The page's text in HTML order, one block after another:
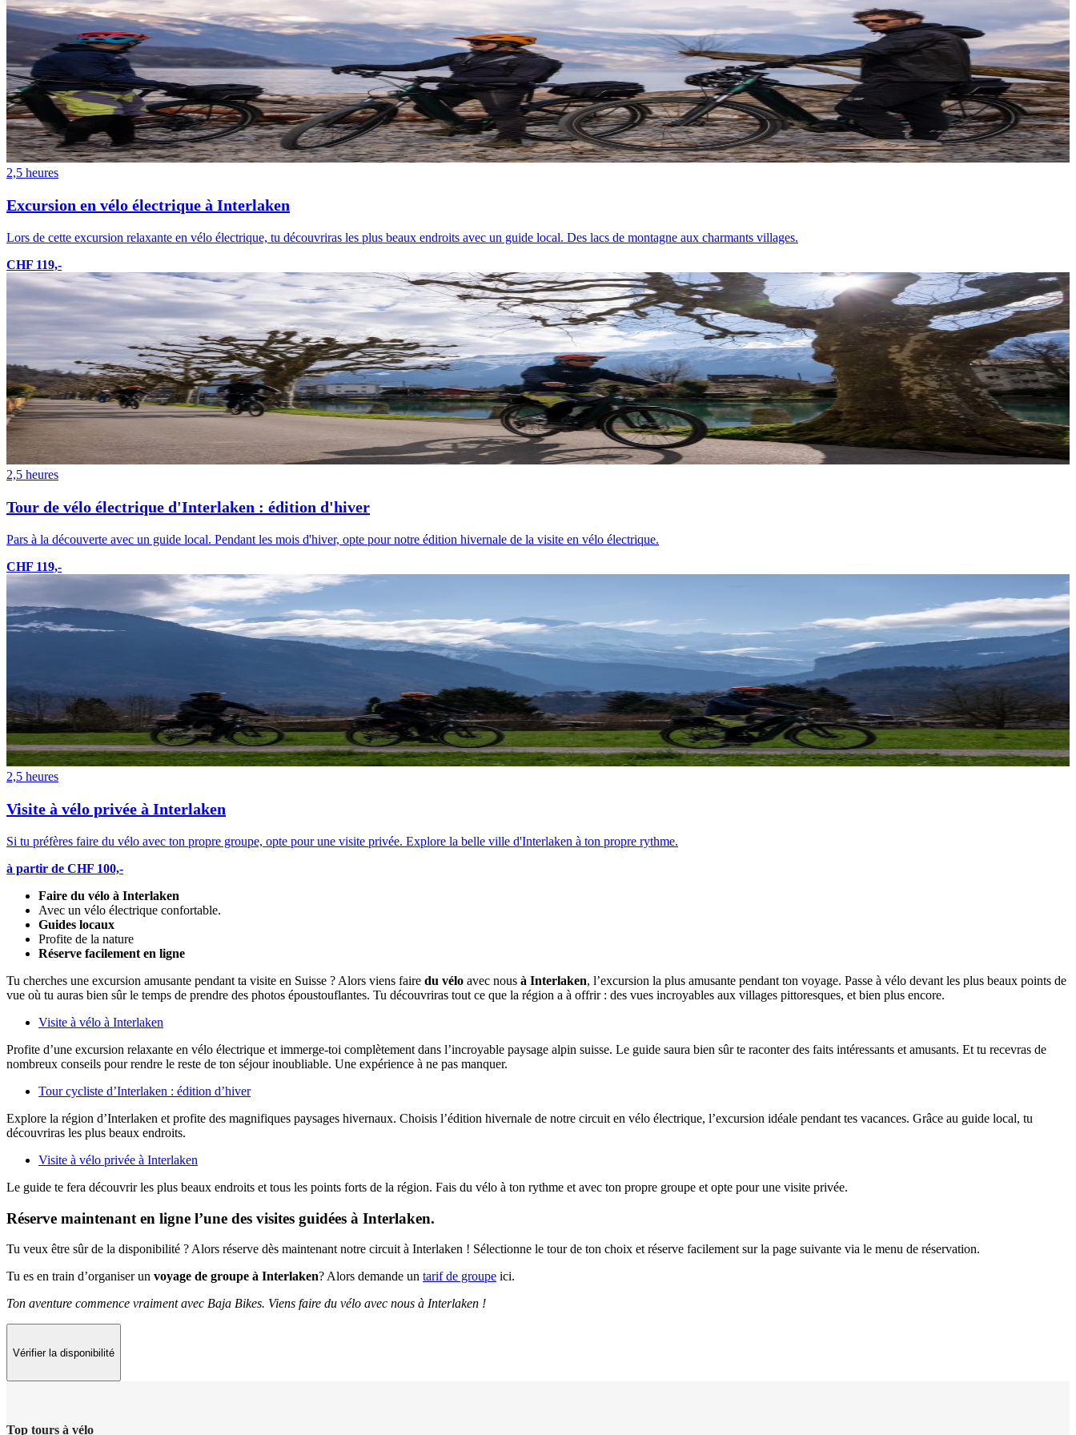
2,5 heures
Excursion en vélo électrique à Interlaken
Lors de cette excursion relaxante en vélo électrique, tu découvriras les plus beaux endroits avec un guide local. Des lacs de montagne aux charmants villages.
CHF 119,-
2,5 heures
Tour de vélo électrique d'Interlaken : édition d'hiver
Pars à la découverte avec un guide local. Pendant les mois d'hiver, opte pour notre édition hivernale de la visite en vélo électrique.
CHF 119,-
2,5 heures
Visite à vélo privée à Interlaken
Si tu préfères faire du vélo avec ton propre groupe, opte pour une visite privée. Explore la belle ville d'Interlaken à ton propre rythme.
à partir de CHF 100,-
Faire du vélo à Interlaken
Avec un vélo électrique confortable.
Guides locaux
Profite de la nature
Réserve facilement en ligne
Tu cherches une excursion amusante pendant ta visite en Suisse ? Alors viens faire du vélo avec nous à Interlaken, l’excursion la plus amusante pendant ton voyage. Passe à vélo devant les plus beaux points de
vue où tu auras bien sûr le temps de prendre des photos époustouflantes. Tu découvriras tout ce que la région a à offrir : des vues incroyables aux villages pittoresques, et bien plus encore.
Visite à vélo à Interlaken
Profite d’une excursion relaxante en vélo électrique et immerge-toi complètement dans l’incroyable paysage alpin suisse. Le guide saura bien sûr te raconter des faits intéressants et amusants. Et tu recevras de
nombreux conseils pour rendre le reste de ton séjour inoubliable. Une expérience à ne pas manquer.
Tour cycliste d’Interlaken : édition d’hiver
Explore la région d’Interlaken et profite des magnifiques paysages hivernaux. Choisis l’édition hivernale de notre circuit en vélo électrique, l’excursion idéale pendant tes vacances. Grâce au guide local, tu
découvriras les plus beaux endroits.
Visite à vélo privée à Interlaken
Le guide te fera découvrir les plus beaux endroits et tous les points forts de la région. Fais du vélo à ton rythme et avec ton propre groupe et opte pour une visite privée.
Réserve maintenant en ligne l’une des visites guidées à Interlaken.
Tu veux être sûr de la disponibilité ? Alors réserve dès maintenant notre circuit à Interlaken ! Sélectionne le tour de ton choix et réserve facilement sur la page suivante via le menu de réservation.
Tu es en train d’organiser un voyage de groupe à Interlaken? Alors demande un tarif de groupe ici.
Ton aventure commence vraiment avec Baja Bikes. Viens faire du vélo avec nous à Interlaken !
Vérifier la disponibilité
Top tours à vélo